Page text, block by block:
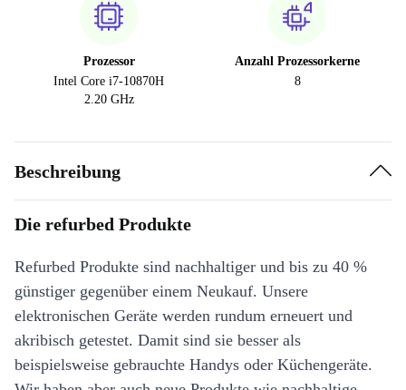
Prozessor
Intel Core i7-10870H
2.20 GHz
Anzahl Prozessorkerne
8
Beschreibung
Die refurbed Produkte
Refurbed Produkte sind nachhaltiger und bis zu 40 %
günstiger gegenüber einem Neukauf. Unsere
elektronischen Geräte werden rundum erneuert und
akribisch getestet. Damit sind sie besser als
beispielsweise gebrauchte Handys oder Küchengeräte.